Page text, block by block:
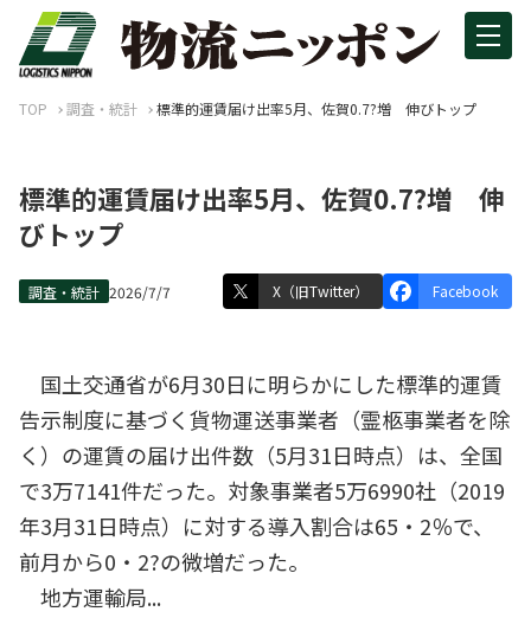
TOP 調査・統計 標準的運賃届け出率5月、佐賀0.7?増 伸びトップ
標準的運賃届け出率5月、佐賀0.7?増 伸
びトップ
調査・統計 2026/7/7 X（旧Twitter） Facebook
国土交通省が6月30日に明らかにした標準的運賃
告示制度に基づく貨物運送事業者（霊柩事業者を除
く）の運賃の届け出件数（5月31日時点）は、全国
で3万7141件だった。対象事業者5万6990社（2019
年3月31日時点）に対する導入割合は65・2％で、
前月から0・2?の微増だった。
地方運輸局...